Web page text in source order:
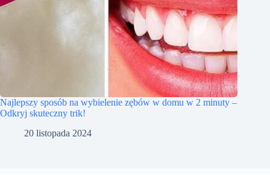
Najlepszy sposób na wybielenie zębów w domu w 2 minuty –
Odkryj skuteczny trik!
20 listopada 2024